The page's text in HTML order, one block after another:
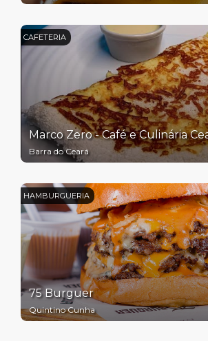
CAFETERIA
Marco Zero - Café e Culinária
Barra do Ceará
HAMBURGUERIA
75 Burguer
Quintino Cunha